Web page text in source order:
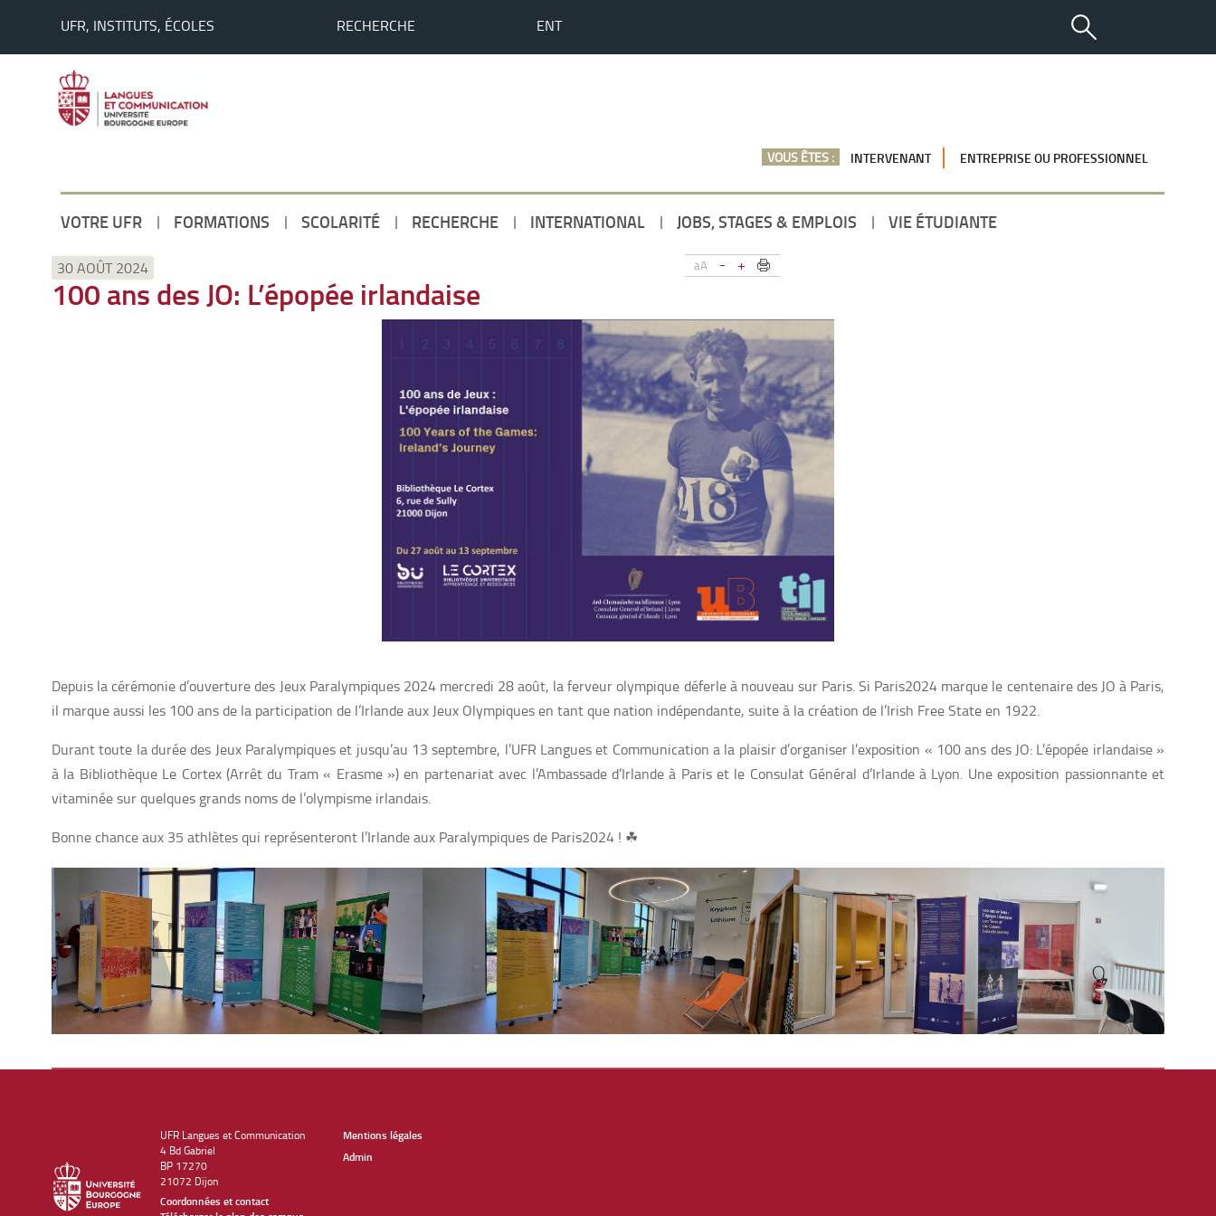
UFR, INSTITUTS, ÉCOLES RECHERCHE ENT
VOUS ÊTES : INTERVENANT ENTREPRISE OU PROFESSIONNEL
VOTRE UFR FORMATIONS SCOLARITÉ RECHERCHE INTERNATIONAL JOBS, STAGES & EMPLOIS VIE ÉTUDIANTE
aA - +
30 AOÛT 2024
100 ans des JO: L’épopée irlandaise
Depuis la cérémonie d’ouverture des Jeux Paralympiques 2024 mercredi 28 août, la ferveur olympique déferle à nouveau sur Paris. Si Paris2024 marque le centenaire des JO à Paris,
il marque aussi les 100 ans de la participation de l’Irlande aux Jeux Olympiques en tant que nation indépendante, suite à la création de l’Irish Free State en 1922.
Durant toute la durée des Jeux Paralympiques et jusqu’au 13 septembre, l’UFR Langues et Communication a la plaisir d’organiser l’exposition « 100 ans des JO: L’épopée irlandaise »
à la Bibliothèque Le Cortex (Arrêt du Tram « Erasme ») en partenariat avec l’Ambassade d’Irlande à Paris et le Consulat Général d’Irlande à Lyon. Une exposition passionnante et
vitaminée sur quelques grands noms de l’olympisme irlandais.
Bonne chance aux 35 athlètes qui représenteront l’Irlande aux Paralympiques de Paris2024 ! ☘
UFR Langues et Communication
4 Bd Gabriel
BP 17270
21072 Dijon
Coordonnées et contact
Mentions légales
Admin